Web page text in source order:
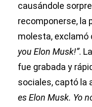
causándole
recomponerse, la
molesta, exclamó
you Elon Musk!”.
fue grabada y
sociales, captó la
es Elon Musk. Yo